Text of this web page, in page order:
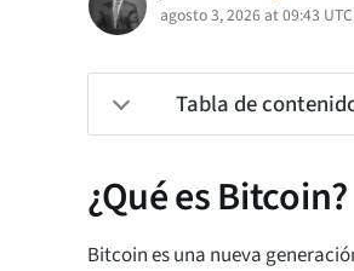
agosto 3, 2026 at 09:43 UTC
Tabla de
¿Qué es Bitcoin?
Bitcoin es una nueva